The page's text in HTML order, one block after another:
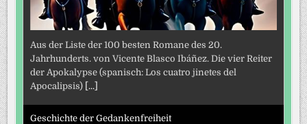
Aus der Liste der 100 besten Romane des 20.
Jahrhunderts. von Vicente Blasco Ibáñez. Die vier Reiter
der Apokalypse (spanisch: Los cuatro jinetes del
Apocalipsis) [...]
Geschichte der Gedankenfreiheit